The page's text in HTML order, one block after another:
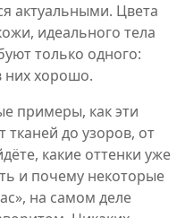
актуальными. Цвета
идеального тела
только одного:
них хорошо.
примеры, как эти
тканей до узоров, от
какие оттенки уже
и почему некоторые
на самом деле